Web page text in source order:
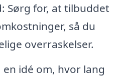
Sørg for, at tilbuddet
så du
overraskelser.
idé om, hvor lang